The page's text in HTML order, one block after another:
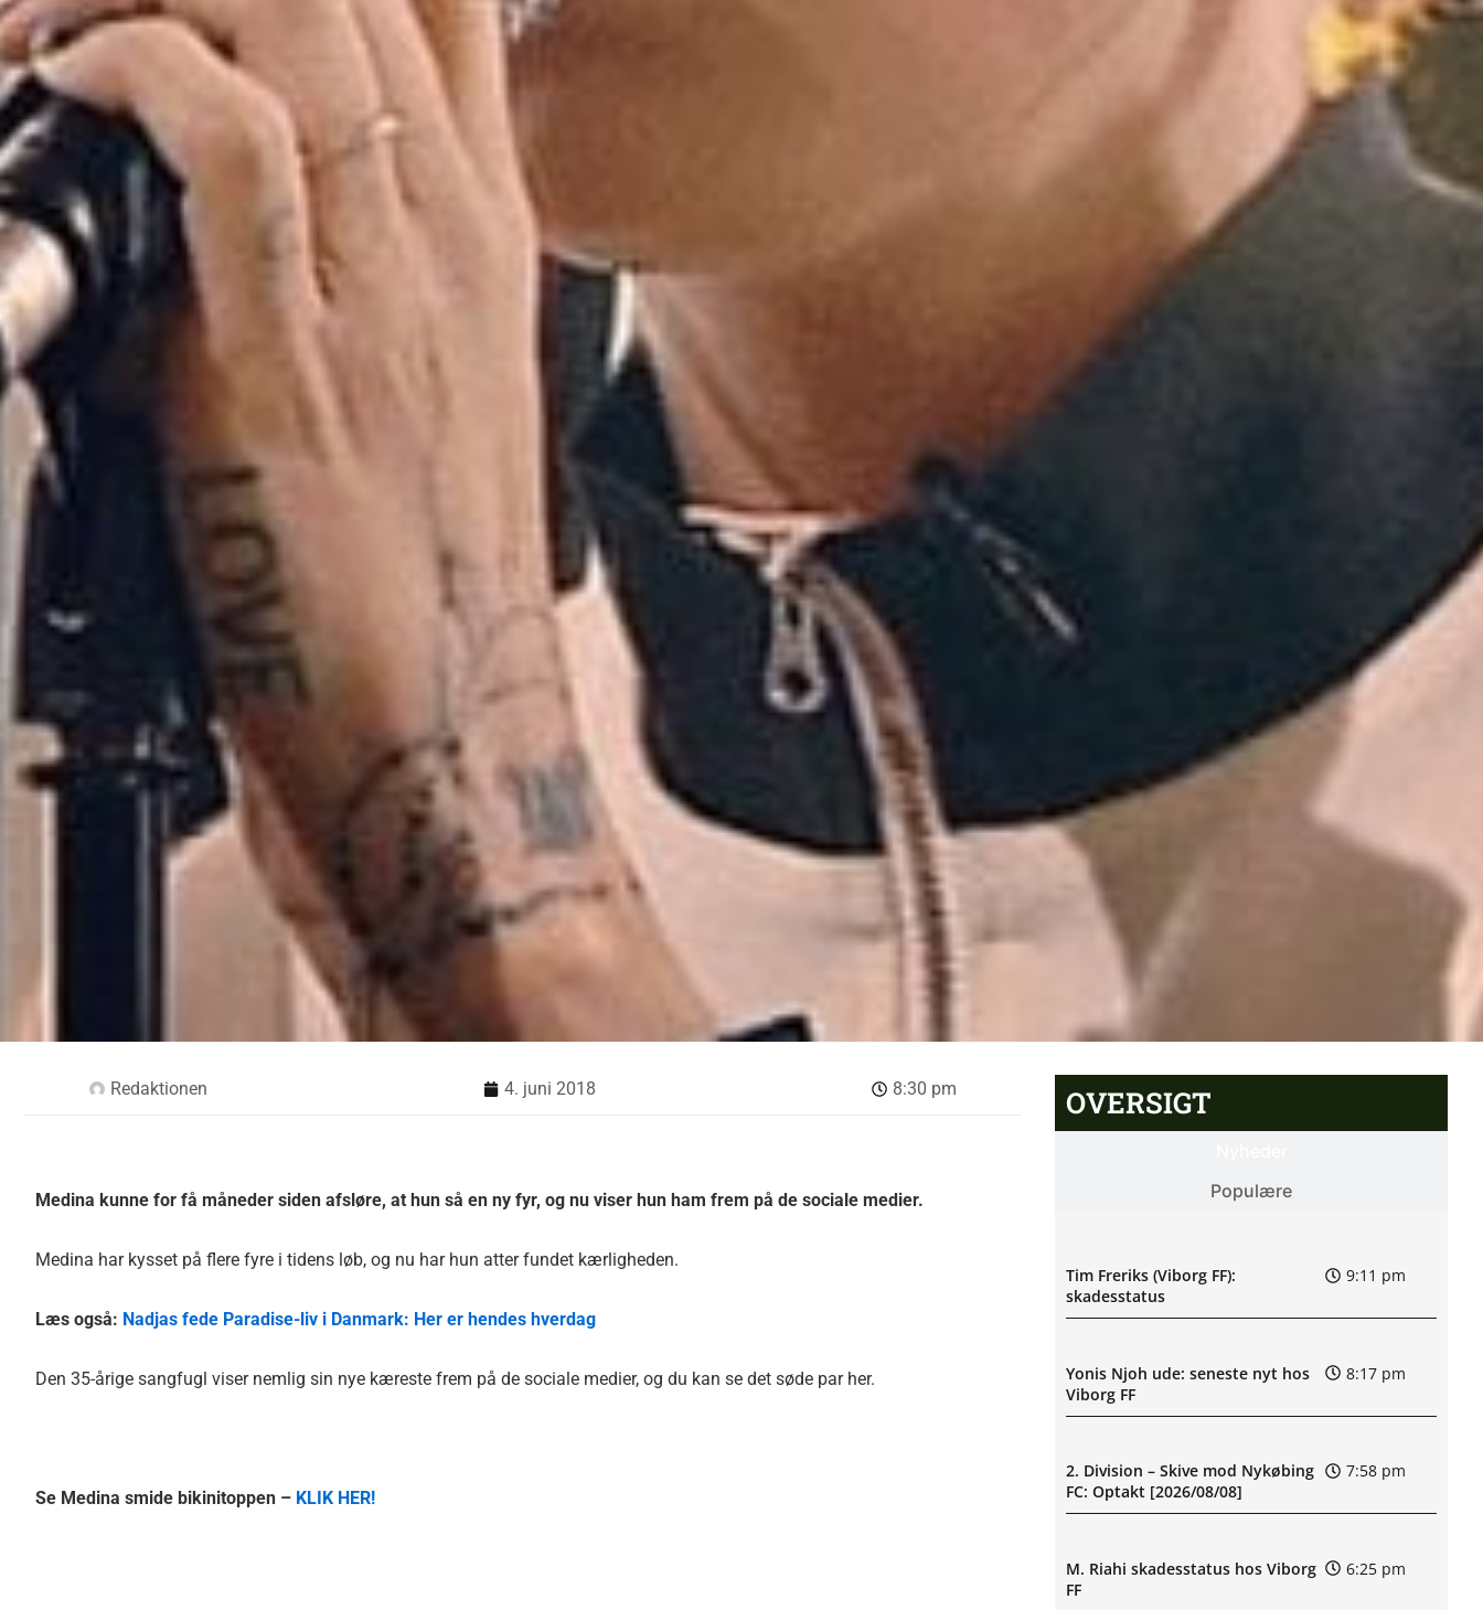
Redaktionen 4. juni 2018 8:30 pm
Medina kunne for få måneder siden afsløre, at hun så en ny fyr, og nu viser hun ham frem på de sociale medier.
Medina har kysset på flere fyre i tidens løb, og nu har hun atter fundet kærligheden.
Læs også: Nadjas fede Paradise-liv i Danmark: Her er hendes hverdag
Den 35-årige sangfugl viser nemlig sin nye kæreste frem på de sociale medier, og du kan se det søde par her.
Se Medina smide bikinitoppen – KLIK HER!
OVERSIGT
Populære
Tim Freriks (Viborg FF):
skadesstatus
9:11 pm
Yonis Njoh ude: seneste nyt hos
Viborg FF
8:17 pm
2. Division – Skive mod Nykøbing
FC: Optakt [2026/08/08]
7:58 pm
M. Riahi skadesstatus hos Viborg
FF
6:25 pm